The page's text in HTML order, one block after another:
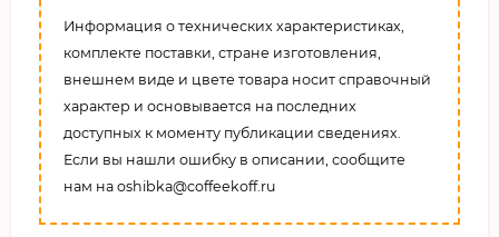
Информация о технических характеристиках,
комплекте поставки, стране изготовления,
внешнем виде и цвете товара носит справочный
характер и основывается на последних
доступных к моменту публикации сведениях.
Если вы нашли ошибку в описании, сообщите
нам на oshibka@coffeekoff.ru